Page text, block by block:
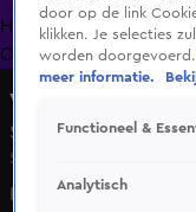
HomeUitzending
Oranjezomer
Veronica Inside
Seizoen 2020,
5 feb 2021, 20:30
In de bekende
door op de link
klikken. Je selecties
worden doorgevoerd.
meer informatie.
Functioneel &
Analytisch